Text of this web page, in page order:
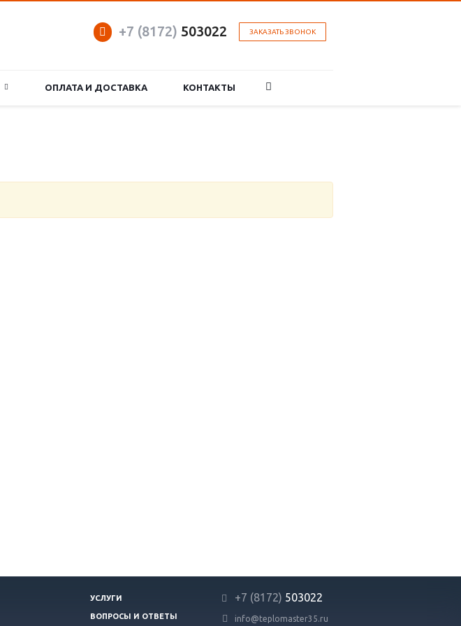
ЗАКАЗАТЬ ЗВОНОК
+7 (8172) 503022
ОПЛАТА И ДОСТАВКА КОНТАКТЫ
УСЛУГИ
ВОПРОСЫ И ОТВЕТЫ
+7 (8172) 503022
info@teplomaster35.ru